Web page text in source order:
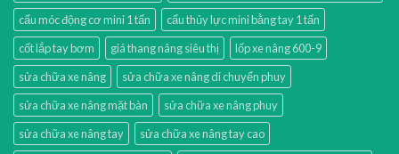
cẩu móc động cơ mini 1 tấn
cẩu thủy lực mini bằng tay 1 tấn
cốt lắp tay bơm
giá thang nâng siêu thị
lốp xe nâng 600-9
sửa chữa xe nâng
sửa chữa xe nâng di chuyển phuy
sửa chữa xe nâng mặt bàn
sửa chữa xe nâng phuy
sửa chữa xe nâng tay
sửa chữa xe nâng tay cao